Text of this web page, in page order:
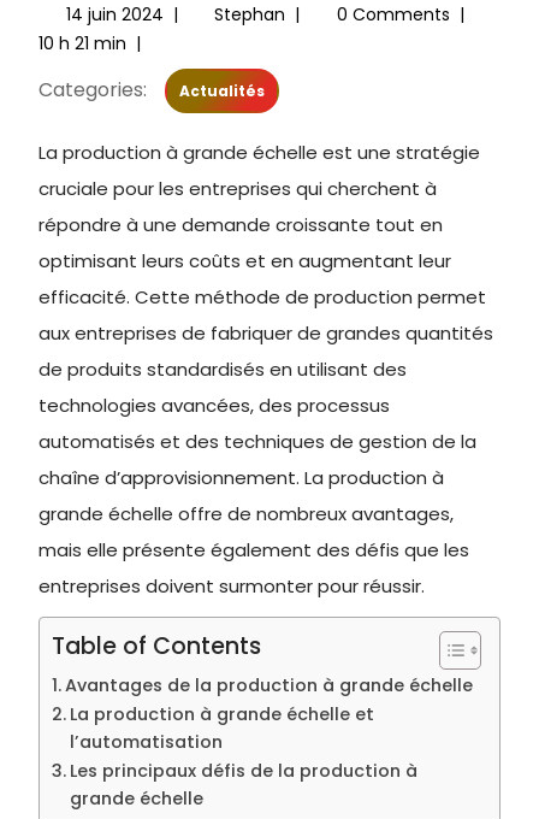
14 juin 2024 | Stephan | 0 Comments |
10 h 21 min |
Categories: Actualités
La production à grande échelle est une stratégie
cruciale pour les entreprises qui cherchent à
répondre à une demande croissante tout en
optimisant leurs coûts et en augmentant leur
efficacité. Cette méthode de production permet
aux entreprises de fabriquer de grandes quantités
de produits standardisés en utilisant des
technologies avancées, des processus
automatisés et des techniques de gestion de la
chaîne d’approvisionnement. La production à
grande échelle offre de nombreux avantages,
mais elle présente également des défis que les
entreprises doivent surmonter pour réussir.
Table of Contents
Avantages de la production à grande échelle
La production à grande échelle et
l’automatisation
Les principaux défis de la production à
grande échelle